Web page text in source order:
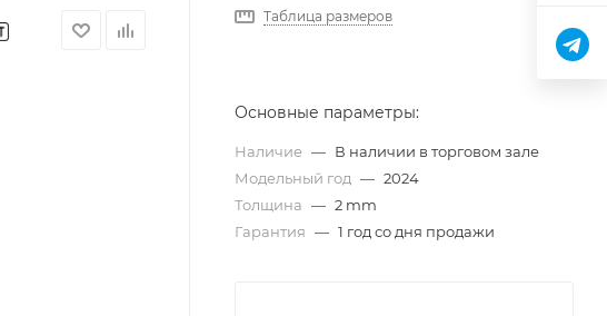
Таблица размеров
Основные параметры:
Наличие — В наличии в торговом зале
Модельный год — 2024
Толщина — 2 mm
Гарантия — 1 год со дня продажи